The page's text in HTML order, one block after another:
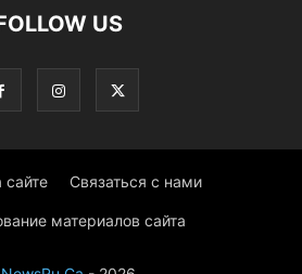
US
сайте Связаться с нами
материалов сайта